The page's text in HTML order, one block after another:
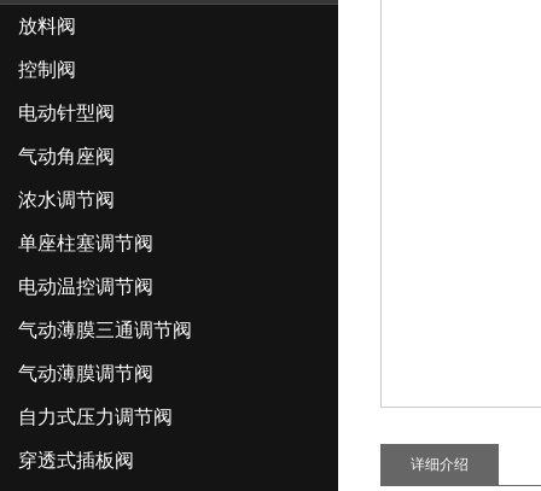
放料阀
控制阀
电动针型阀
气动角座阀
浓水调节阀
单座柱塞调节阀
电动温控调节阀
气动薄膜三通调节阀
气动薄膜调节阀
自力式压力调节阀
穿透式插板阀 详细介绍